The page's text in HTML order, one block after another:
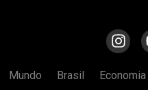
Mundo Brasil